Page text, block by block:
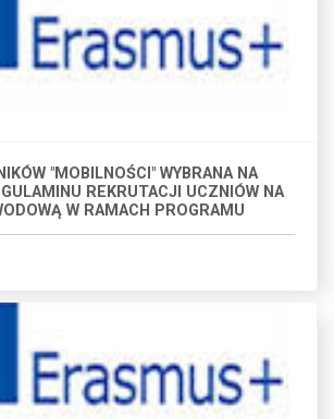
"MOBILNOŚCI" WYBRANA NA
REKRUTACJI UCZNIÓW NA
W RAMACH PROGRAMU